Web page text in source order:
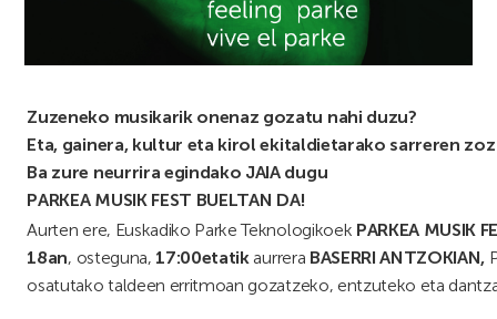
Zuzeneko musikarik onenaz gozatu nahi duzu?
Eta, gainera, kultur eta kirol ekitaldietarako sarreren
Ba zure neurrira egindako JAIA dugu
PARKEA MUSIK FEST BUELTAN DA!
Aurten ere, Euskadiko Parke Teknologikoek PARKEA MUSIK
18an, osteguna, 17:00etatik aurrera BASERRI ANTZOKIAN,
osatutako taldeen erritmoan gozatzeko, entzuteko eta